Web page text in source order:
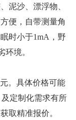
泥沙、漂浮物、
便，自带测量角
时小于1mA，野
境。
。具体价格可能
定制化需求有所
取精准报价。